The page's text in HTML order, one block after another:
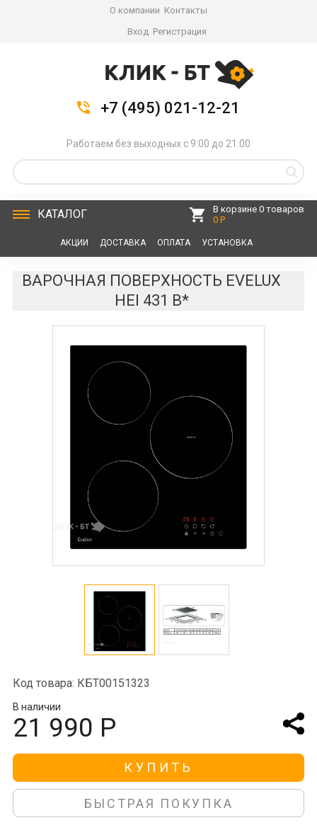
О компании Контакты
Вход Регистрация
+7 (495) 021-12-21
Работаем без выходных с 9:00 до 21:00
КАТАЛОГ
В корзине 0 товаров
0 Р
АКЦИИ ДОСТАВКА ОПЛАТА УСТАНОВКА
ВАРОЧНАЯ ПОВЕРХНОСТЬ EVELUX
HEI 431 B*
Код товара: КБТ00151323
В наличии
21 990 Р
КУПИТЬ
БЫСТРАЯ ПОКУПКА